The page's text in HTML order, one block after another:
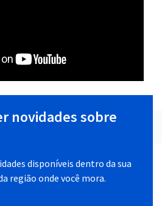
novidades sobre
disponíveis dentro da sua
região onde você mora.